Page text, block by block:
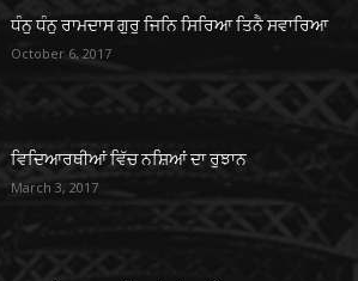
ਧੰਨੁ ਧੰਨੁ ਰਾਮਦਾਸ ਗੁਰੁ ਜਿਨਿ ਸਿਰਿਆ ਤਿਨੈ ਸਵਾਰਿਆ
October 6, 2017
ਵਿਦਿਆਰਥੀਆਂ ਵਿੱਚ ਨਸ਼ਿਆਂ ਦਾ ਰੁਝਾਨ
March 3, 2017